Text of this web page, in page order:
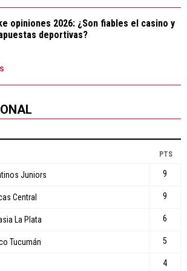
opiniones 2026: ¿Son fiables el casino y
deportivas?